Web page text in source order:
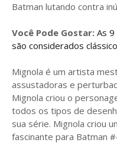
Batman lutando contra
Você Pode Gostar: As 9
são considerados
Mignola é um artista
assustadoras e
Mignola criou o
todos os tipos de
sua série. Mignola criou
fascinante para Batman